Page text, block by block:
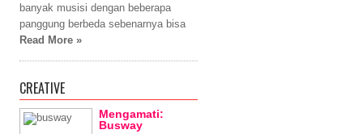
banyak musisi dengan beberapa
panggung berbeda sebenarnya bisa
Read More »
CREATIVE
Mengamati:
Busway